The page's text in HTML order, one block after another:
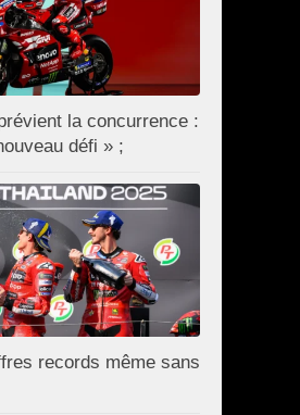
la concurrence :
défi » ;
records même sans